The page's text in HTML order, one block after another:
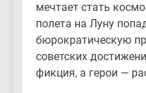
мечтает стать
полета на Луну
бюрократическую
советских
фикция, а герои —